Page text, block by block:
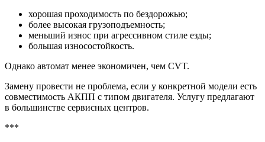
хорошая проходимость по бездорожью;
более высокая грузоподъемность;
меньший износ при агрессивном стиле езды;
большая износостойкость.
Однако автомат менее экономичен, чем CVT.
Замену провести не проблема, если у конкретной модели есть
совместимость АКПП с типом двигателя. Услугу предлагают
в большинстве сервисных центров.
***